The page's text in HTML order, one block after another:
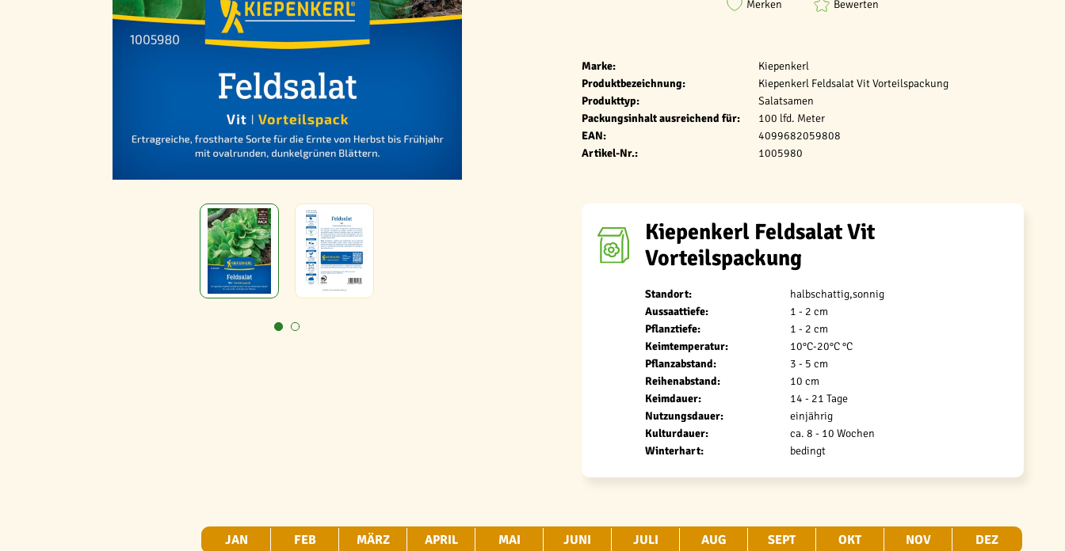
Marke:
Kiepenkerl
Produktbezeichnung:
Kiepenkerl Feldsalat Vit Vorteilspackung
Produkttyp:
Salatsamen
Packungsinhalt ausreichend für:
100 lfd. Meter
EAN:
4099682059808
Artikel-Nr.:
1005980
Merken Bewerten
Kiepenkerl Feldsalat Vit
Vorteilspackung
Standort:
halbschattig,sonnig
Aussaattiefe:
1 - 2 cm
Pflanztiefe:
1 - 2 cm
Keimtemperatur:
10°C-20°C °C
Pflanzabstand:
3 - 5 cm
Reihenabstand:
10 cm
Keimdauer:
14 - 21 Tage
Nutzungsdauer:
einjährig
Kulturdauer:
ca. 8 - 10 Wochen
Winterhart:
bedingt
JAN FEB MÄRZ APRIL MAI JUNI JULI AUG SEPT OKT NOV DEZ